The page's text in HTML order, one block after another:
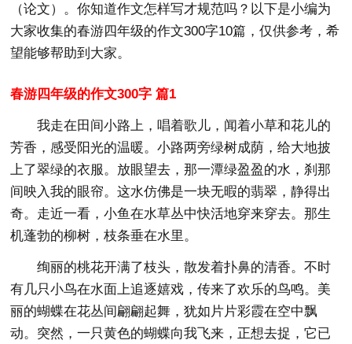
（论文）。你知道作文怎样写才规范吗？以下是小编为
大家收集的春游四年级的作文300字10篇，仅供参考，希
望能够帮助到大家。
春游四年级的作文300字 篇1
我走在田间小路上，唱着歌儿，闻着小草和花儿的
芳香，感受阳光的温暖。小路两旁绿树成荫，给大地披
上了翠绿的衣服。放眼望去，那一潭绿盈盈的水，刹那
间映入我的眼帘。这水仿佛是一块无暇的翡翠，静得出
奇。走近一看，小鱼在水草丛中快活地穿来穿去。那生
机蓬勃的柳树，枝条垂在水里。
绚丽的桃花开满了枝头，散发着扑鼻的清香。不时
有几只小鸟在水面上追逐嬉戏，传来了欢乐的鸟鸣。美
丽的蝴蝶在花丛间翩翩起舞，犹如片片彩霞在空中飘
动。突然，一只黄色的蝴蝶向我飞来，正想去捉，它已